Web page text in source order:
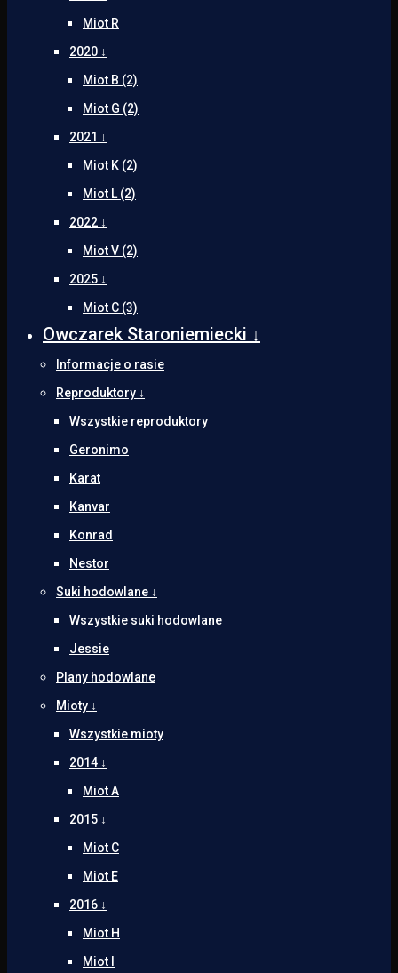
Miot R
2020 ↓
Miot B (2)
Miot G (2)
2021 ↓
Miot K (2)
Miot L (2)
2022 ↓
Miot V (2)
2025 ↓
Miot C (3)
Owczarek Staroniemiecki ↓
Informacje o rasie
Reproduktory ↓
Wszystkie reproduktory
Geronimo
Karat
Kanvar
Konrad
Nestor
Suki hodowlane ↓
Wszystkie suki hodowlane
Jessie
Plany hodowlane
Mioty ↓
Wszystkie mioty
2014 ↓
Miot A
2015 ↓
Miot C
Miot E
2016 ↓
Miot H
Miot I